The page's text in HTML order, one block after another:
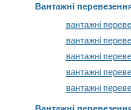
Вантажні
вантажні
вантажні
вантажні
вантажні
вантажні